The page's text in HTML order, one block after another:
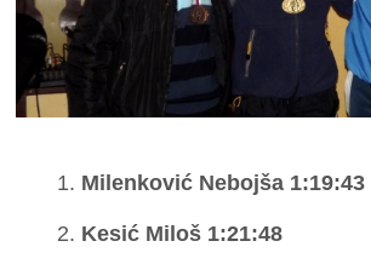
Milenković Nebojša 1:19:43
Kesić Miloš 1:21:48